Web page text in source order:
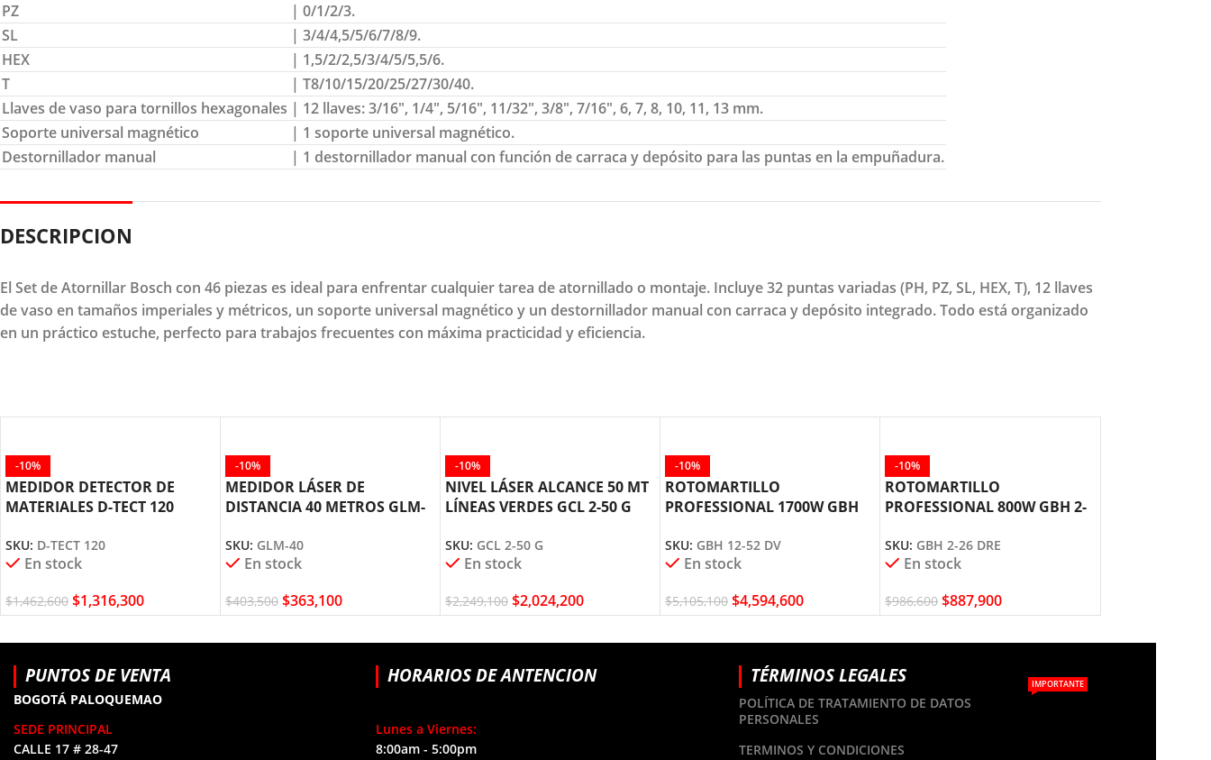
PZ
| 0/1/2/3.
SL
| 3/4/4,5/5/6/7/8/9.
HEX
| 1,5/2/2,5/3/4/5/5,5/6.
T
| T8/10/15/20/25/27/30/40.
Llaves de vaso para tornillos hexagonales | 12 llaves: 3/16″, 1/4″, 5/16″, 11/32″, 3/8″, 7/16″, 6, 7, 8, 10, 11, 13 mm.
Soporte universal magnético
| 1 soporte universal magnético.
Destornillador manual
| 1 destornillador manual con función de carraca y depósito para las puntas en la empuñadura.
DESCRIPCION
El Set de Atornillar Bosch con 46 piezas es ideal para enfrentar cualquier tarea de atornillado o montaje. Incluye 32 puntas variadas (PH, PZ, SL, HEX, T), 12 llaves
de vaso en tamaños imperiales y métricos, un soporte universal magnético y un destornillador manual con carraca y depósito integrado. Todo está organizado
en un práctico estuche, perfecto para trabajos frecuentes con máxima practicidad y eficiencia.
-10%
MEDIDOR DETECTOR DE
MATERIALES D-TECT 120
SKU: D-TECT 120
En stock
$1,462,600 $1,316,300
-10%
MEDIDOR LÁSER DE
DISTANCIA 40 METROS GLM-
SKU: GLM-40
En stock
$403,500 $363,100
-10%
NIVEL LÁSER ALCANCE 50 MT
LÍNEAS VERDES GCL 2-50 G
SKU: GCL 2-50 G
En stock
$2,249,100 $2,024,200
-10%
ROTOMARTILLO
PROFESSIONAL 1700W GBH
SKU: GBH 12-52 DV
En stock
$5,105,100 $4,594,600
-10%
ROTOMARTILLO
PROFESSIONAL 800W GBH 2-
SKU: GBH 2-26 DRE
En stock
$986,600 $887,900
PUNTOS DE VENTA
BOGOTÁ PALOQUEMAO
SEDE PRINCIPAL
CALLE 17 # 28-47
HORARIOS DE ANTENCION
Lunes a Viernes:
8:00am - 5:00pm
TÉRMINOS LEGALES
POLÍTICA DE TRATAMIENTO DE DATOS
PERSONALES
IMPORTANTE
TERMINOS Y CONDICIONES